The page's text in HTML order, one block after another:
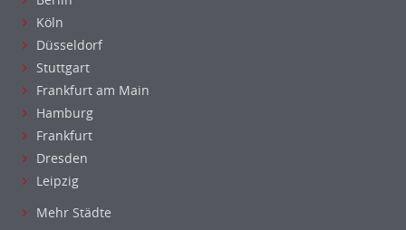
Einkauf, Materialwirtschaft & Logistik Prozessmanagement
Supply-Chain-Management
Anlagenbuchhaltung
Controlling
Debitorenbuchhaltung
Finanzbuchhaltung, Bilanzbuchhaltung
Gehaltsbuchhaltung, Lohnbuchhaltung
Köln
Düsseldorf
Stuttgart
Frankfurt am Main
Hamburg
Frankfurt
Dresden
Leipzig
Mehr Städte